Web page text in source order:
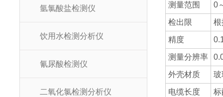
氩氯酸盐检测仪
饮用水检测分析仪
氰尿酸检测仪
二氧化氯检测分析仪
测量范围 0
检出限
精度
测量分辨率
外壳材质
电缆长度